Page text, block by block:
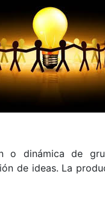
o dinámica de
de ideas. La